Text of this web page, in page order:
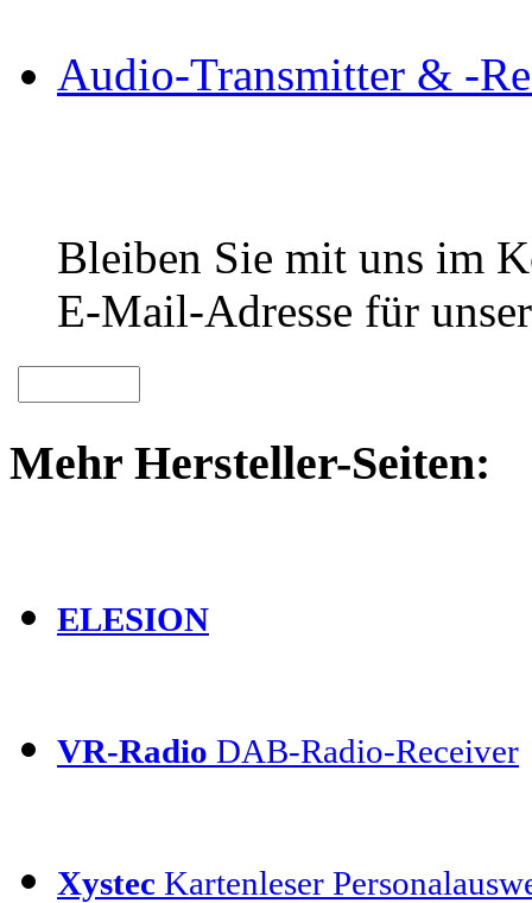
Audio-Transmitter & -
Bleiben Sie mit uns im
E-Mail-Adresse für
Mehr Hersteller-Seiten:
ELESION
VR-Radio DAB-Radio-Receiver
Xystec Kartenleser